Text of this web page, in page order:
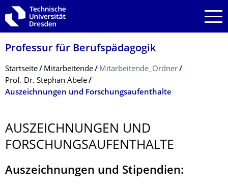
Zur Hauptnavigation springen
Zur Suche springen
Zum Inhalt springen
Professur für Berufspädagogik
Breadcrumb-Menü
Startseite Mitarbeitende
Mitarbeitende_Ordner
Prof. Dr. Stephan Abele
Auszeichnungen und Forschungsaufenthalte
AUSZEICHNUNGEN UND
FORSCHUNGSAUF­ENTHALTE
Auszeichnungen und Stipendien: